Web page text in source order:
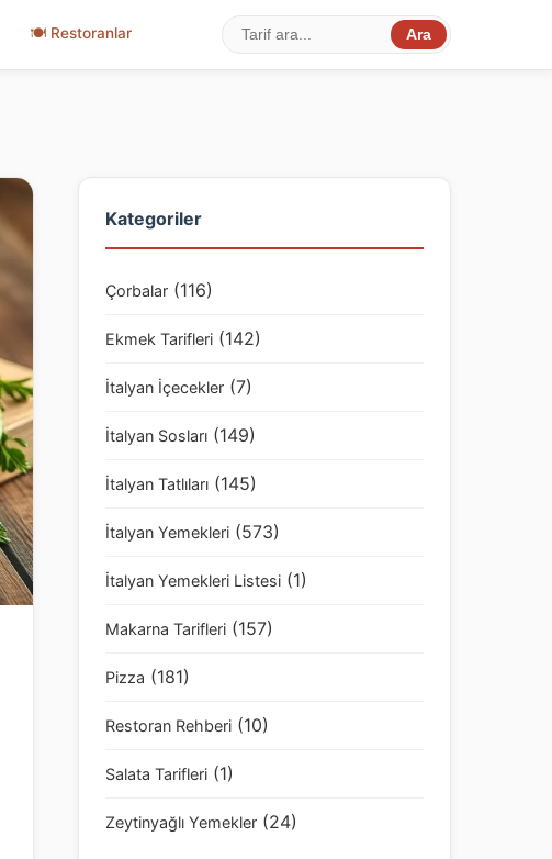
🍽 Restoranlar Ara
Kategoriler
Çorbalar (116)
Ekmek Tarifleri (142)
İtalyan İçecekler (7)
İtalyan Sosları (149)
İtalyan Tatlıları (145)
İtalyan Yemekleri (573)
İtalyan Yemekleri Listesi (1)
Makarna Tarifleri (157)
Pizza (181)
Restoran Rehberi (10)
Salata Tarifleri (1)
Zeytinyağlı Yemekler (24)